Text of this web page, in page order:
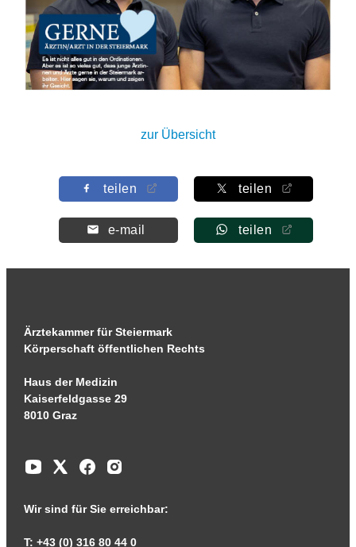
zur Übersicht
teilen teilen
e-mail teilen
Ärztekammer für Steiermark
Körperschaft öffentlichen Rechts
Haus der Medizin
Kaiserfeldgasse 29
8010 Graz
Wir sind für Sie erreichbar:
T: +43 (0) 316 80 44 0